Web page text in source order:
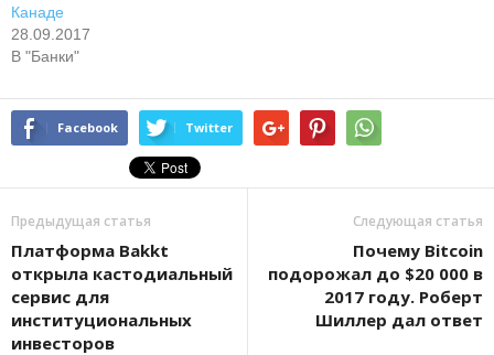
Канаде
28.09.2017
В "Банки"
Facebook Twitter
Предыдущая статья
Платформа Bakkt
открыла кастодиальный
сервис для
институциональных
инвесторов
Следующая статья
Почему Bitcoin
подорожал до $20 000 в
2017 году. Роберт
Шиллер дал ответ